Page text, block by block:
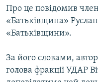
Про це повідомив член
«Батьківщина»
«Батьківщини».
За його словами,
голова фракції УДАР